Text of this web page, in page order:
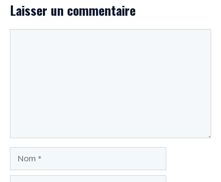
Laisser un commentaire